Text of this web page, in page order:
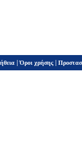
|Όροι χρήσης |